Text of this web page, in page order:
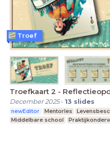
Troefkaart 2 -
December 2025- 13 slides
newEditor Mentorles
Middelbare school
Troef